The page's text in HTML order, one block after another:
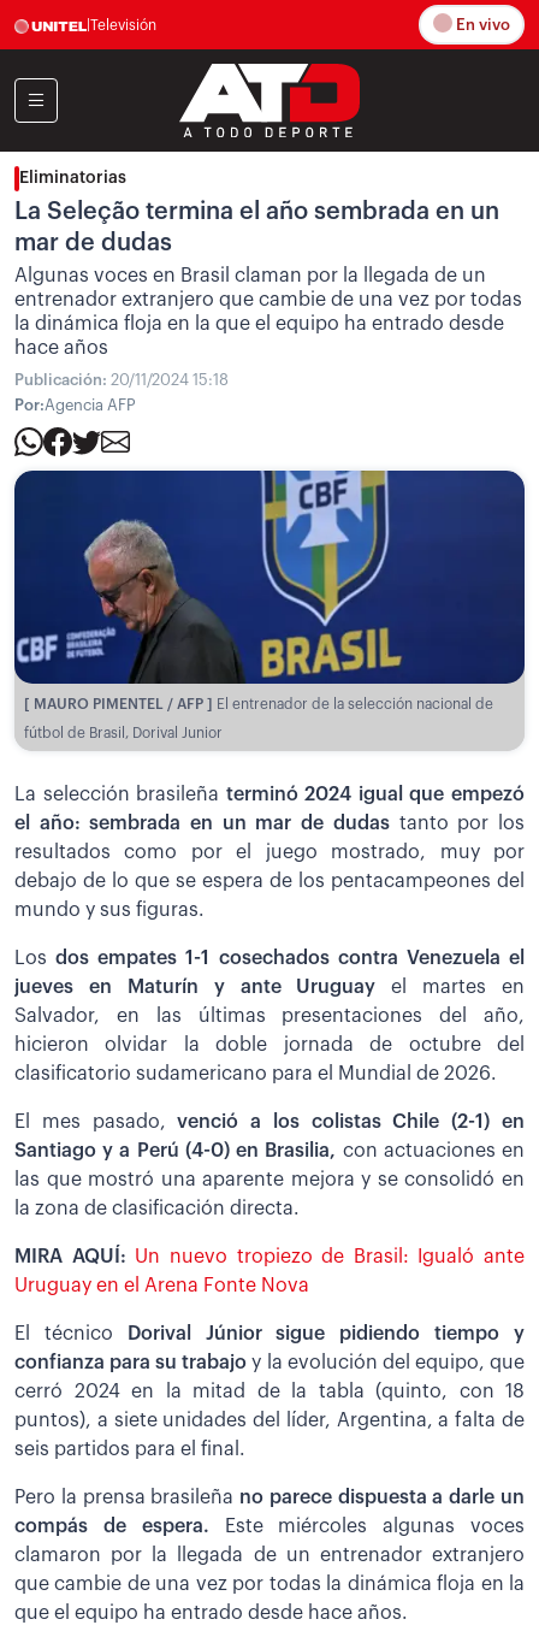
Televisión En vivo
Eliminatorias
La Seleção termina el año sembrada en un
mar de dudas
Algunas voces en Brasil claman por la llegada de un
entrenador extranjero que cambie de una vez por todas
la dinámica floja en la que el equipo ha entrado desde
hace años
Publicación: 20/11/2024 15:18
Por:Agencia AFP
[ MAURO PIMENTEL / AFP ]
El entrenador de la selección nacional de
fútbol de Brasil, Dorival Junior
La selección brasileña terminó 2024 igual que empezó
el año: sembrada en un mar de dudas tanto por los
resultados como por el juego mostrado, muy por
debajo de lo que se espera de los pentacampeones del
mundo y sus figuras.
Losdos empates 1-1 cosechados contra Venezuela el
jueves en Maturín y ante Uruguay el martes en
Salvador, en las últimas presentaciones del año,
hicieron olvidar la doble jornada de octubre del
clasificatorio sudamericano para el Mundial de 2026.
El mes pasado,venció a los colistas Chile (2-1) en
Santiago y a Perú (4-0) en Brasilia, con actuaciones en
las que mostró una aparente mejora y se consolidó en
la zona de clasificación directa.
MIRA AQUÍ: Un nuevo tropiezo de Brasil: Igualó ante
Uruguay en el Arena Fonte Nova
El técnico Dorival Júnior sigue pidiendo tiempo y
confianza para su trabajoy la evolución del equipo, que
cerró 2024 en la mitad de la tabla (quinto, con 18
puntos), a siete unidades del líder, Argentina, a falta de
seis partidos para el final.
Pero la prensa brasileña no parece dispuesta a darle un
compás de espera.
Este miércoles algunas voces
clamaron por la llegada de un entrenador extranjero
que cambie de una vez por todas la dinámica floja en la
que el equipo ha entrado desde hace años.